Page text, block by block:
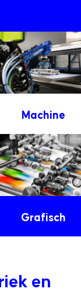
Machine
Grafisch
en